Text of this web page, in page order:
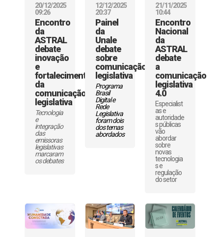
20/12/2025
09:26
Encontro
da
ASTRAL
debate
inovação
e
fortalecimento
da
comunicação
legislativa
Tecnologia
e
integração
das
emissoras
legislativas
marcaram
os debates
12/12/2025
20:37
Painel
da
Unale
debate
sobre
comunicação
legislativa
Programa
Brasil
Digital e
Rede
Legislativa
foram dois
dos temas
abordados
21/11/2025
10:44
Encontro
Nacional
da
ASTRAL
debate
a
comunicação
legislativa
4.0
Especialist
as e
autoridade
s públicas
vão
abordar
sobre
novas
tecnologia
s e
regulação
do setor